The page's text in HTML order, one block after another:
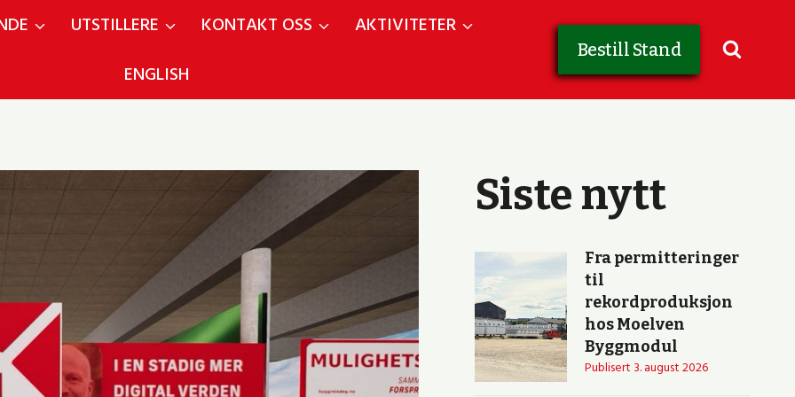
UTSTILLERE KONTAKT OSS
AKTIVITETER
ENGLISH
Bestill Stand
Siste nytt
Fra permitteringer
til
rekordproduksjon
hos Moelven
Byggmodul
Publisert 3. august 2026